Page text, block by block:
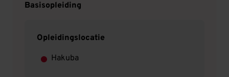
Basisopleiding
Opleidingslocatie
Hakuba